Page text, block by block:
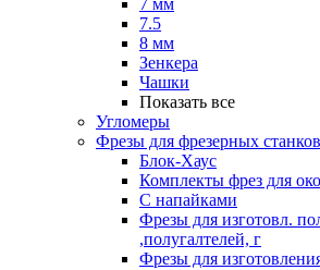
7 мм
7.5
8 мм
Зенкера
Чашки
Показать все
Угломеры
Фрезы для фрезерных станков
Блок-Хаус
Комплекты фрез для
С напайками
Фрезы для изготовл.
,полугалтелей, г
Фрезы для